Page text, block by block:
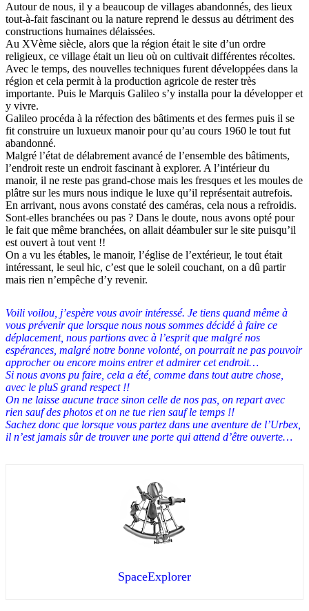
Autour de nous, il y a beaucoup de villages abandonnés, des lieux
tout-à-fait fascinant ou la nature reprend le dessus au détriment des
constructions humaines délaissées.
Au XVème siècle, alors que la région était le site d’un ordre
religieux, ce village était un lieu où on cultivait différentes récoltes.
Avec le temps, des nouvelles techniques furent développées dans la
région et cela permit à la production agricole de rester très
importante. Puis le Marquis Galileo s’y installa pour la développer et
y vivre.
Galileo procéda à la réfection des bâtiments et des fermes puis il se
fit construire un luxueux manoir pour qu’au cours 1960 le tout fut
abandonné.
Malgré l’état de délabrement avancé de l’ensemble des bâtiments,
l’endroit reste un endroit fascinant à explorer. A l’intérieur du
manoir, il ne reste pas grand-chose mais les fresques et les moules de
plâtre sur les murs nous indique le luxe qu’il représentait autrefois.
En arrivant, nous avons constaté des caméras, cela nous a refroidis.
Sont-elles branchées ou pas ? Dans le doute, nous avons opté pour
le fait que même branchées, on allait déambuler sur le site puisqu’il
est ouvert à tout vent !!
On a vu les étables, le manoir, l’église de l’extérieur, le tout était
intéressant, le seul hic, c’est que le soleil couchant, on a dû partir
mais rien n’empêche d’y revenir.
Voili voilou, j’espère vous avoir intéressé. Je tiens quand même à
vous prévenir que lorsque nous nous sommes décidé à faire ce
déplacement, nous partions avec à l’esprit que malgré nos
espérances, malgré notre bonne volonté, on pourrait ne pas pouvoir
approcher ou encore moins entrer et admirer cet endroit…
Si nous avons pu faire, cela a été, comme dans tout autre chose,
avec le pluS grand respect !!
On ne laisse aucune trace sinon celle de nos pas, on repart avec
rien sauf des photos et on ne tue rien sauf le temps !!
Sachez donc que lorsque vous partez dans une aventure de l’Urbex,
il n’est jamais sûr de trouver une porte qui attend d’être ouverte…
SpaceExplorer